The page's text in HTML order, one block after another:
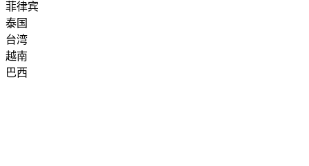
菲律宾
泰国
台湾
越南
巴西